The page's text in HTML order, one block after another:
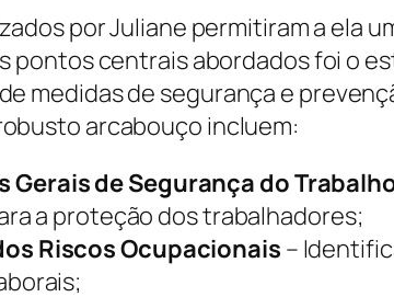
por Juliane permitiram a ela
pontos centrais abordados foi o
medidas de segurança e
arcabouço incluem:
Gerais de Segurança do
a proteção dos trabalhadores;
Riscos Ocupacionais –